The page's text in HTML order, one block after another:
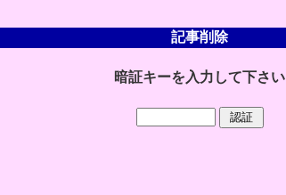
記事削除
暗証キーを入力して下さい